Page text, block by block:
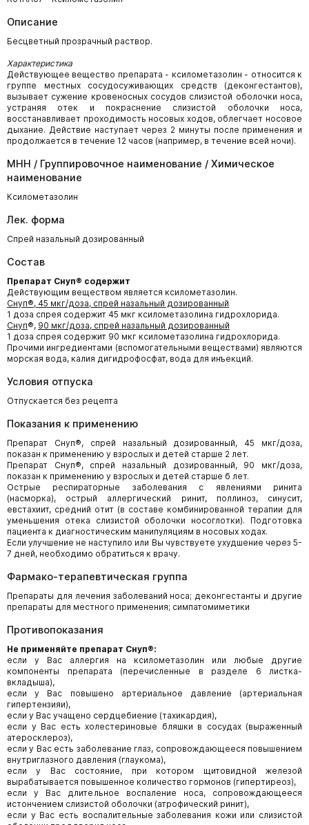
Описание
Бесцветный прозрачный раствор.
Характеристика
Действующее вещество препарата - ксилометазолин - относится к
группе местных сосудосуживающих средств (деконгестантов),
вызывает сужение кровеносных сосудов слизистой оболочки носа,
устраняя отек и покраснение слизистой оболочки носа,
восстанавливает проходимость носовых ходов, облегчает носовое
дыхание. Действие наступает через 2 минуты после применения и
продолжается в течение 12 часов (например, в течение всей ночи).
МНН / Группировочное наименование / Химическое
наименование
Ксилометазолин
Лек. форма
Спрей назальный дозированный
Состав
Препарат Снуп® содержит
Действующим веществом является ксилометазолин.
Снуп®, 45 мкг/доза, спрей назальный дозированный
1 доза спрея содержит 45 мкг ксилометазолина гидрохлорида.
Снуп®, 90 мкг/доза, спрей назальный дозированный
1 доза спрея содержит 90 мкг ксилометазолина гидрохлорида.
Прочими ингредиентами (вспомогательными веществами) являются
морская вода, калия дигидрофосфат, вода для инъекций.
Условия отпуска
Отпускается без рецепта
Показания к применению
Препарат Снуп®, спрей назальный дозированный, 45 мкг/доза,
показан к применению у взрослых и детей старше 2 лет.
Препарат Снуп®, спрей назальный дозированный, 90 мкг/доза,
показан к применению у взрослых и детей старше б лет.
Острые респираторные заболевания с явлениями ринита
(насморка), острый аллергический ринит, поллиноз, синусит,
евстахиит, средний отит (в составе комбинированной терапии для
уменьшения отека слизистой оболочки носоглотки). Подготовка
пациента к диагностическим манипуляциям в носовых ходах.
Если улучшение не наступило или Вы чувствуете ухудшение через 5-
7 дней, необходимо обратиться к врачу.
Фармако-терапевтическая группа
Препараты для лечения заболеваний носа; деконгестанты и другие
препараты для местного применения; симпатомиметики
Противопоказания
Не применяйте препарат Снуп®:
если у Вас аллергия на ксилометазолин или любые другие
компоненты препарата (перечисленные в разделе 6 листка-
вкладыша),
если у Вас повышено артериальное давление (артериальная
гипертензияи),
если у Вас учащено сердцебиение (тахикардия),
если у Вас есть холестериновые бляшки в сосудах (выраженный
атеросклероз),
если у Вас есть заболевание глаз, сопровождающееся повышением
внутриглазного давления (глаукома),
если у Вас состояние, при котором щитовидной железой
вырабатывается повышенное количество гормонов (гипертиреоз),
если у Вас длительное воспаление носа, сопровождающееся
истончением слизистой оболочки (атрофический ринит),
если у Вас есть воспалительные заболевания кожи или слизистой